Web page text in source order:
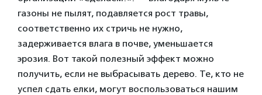
газоны не пылят, подавляется рост травы,
соответственно их стричь не нужно,
задерживается влага в почве, уменьшается
эрозия. Вот такой полезный эффект можно
получить, если не выбрасывать дерево. Те, кто не
успел сдать елки, могут воспользоваться нашим